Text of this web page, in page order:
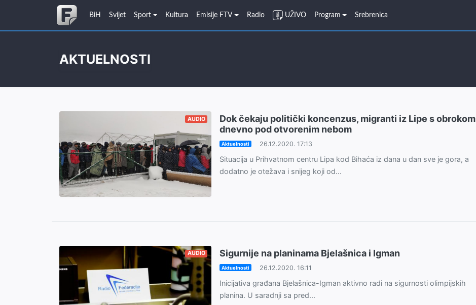
BiH Svijet Sport Kultura Emisije FTV Radio UŽIVO Program Srebrenica
AKTUELNOSTI
AUDIO
Dok čekaju politički koncenzus, migranti iz Lipe s obrokom
dnevno pod otvorenim nebom
Aktuelnosti 26.12.2020. 17:13
Situacija u Prihvatnom centru Lipa kod Bihaća iz dana u dan sve je gora, a
dodatno je otežava i snijeg koji od...
AUDIO Sigurnije na planinama Bjelašnica i Igman
Aktuelnosti 26.12.2020. 16:11
Inicijativa građana Bjelašnica-Igman aktivno radi na sigurnosti olimpijskih
planina. U saradnji sa pred...